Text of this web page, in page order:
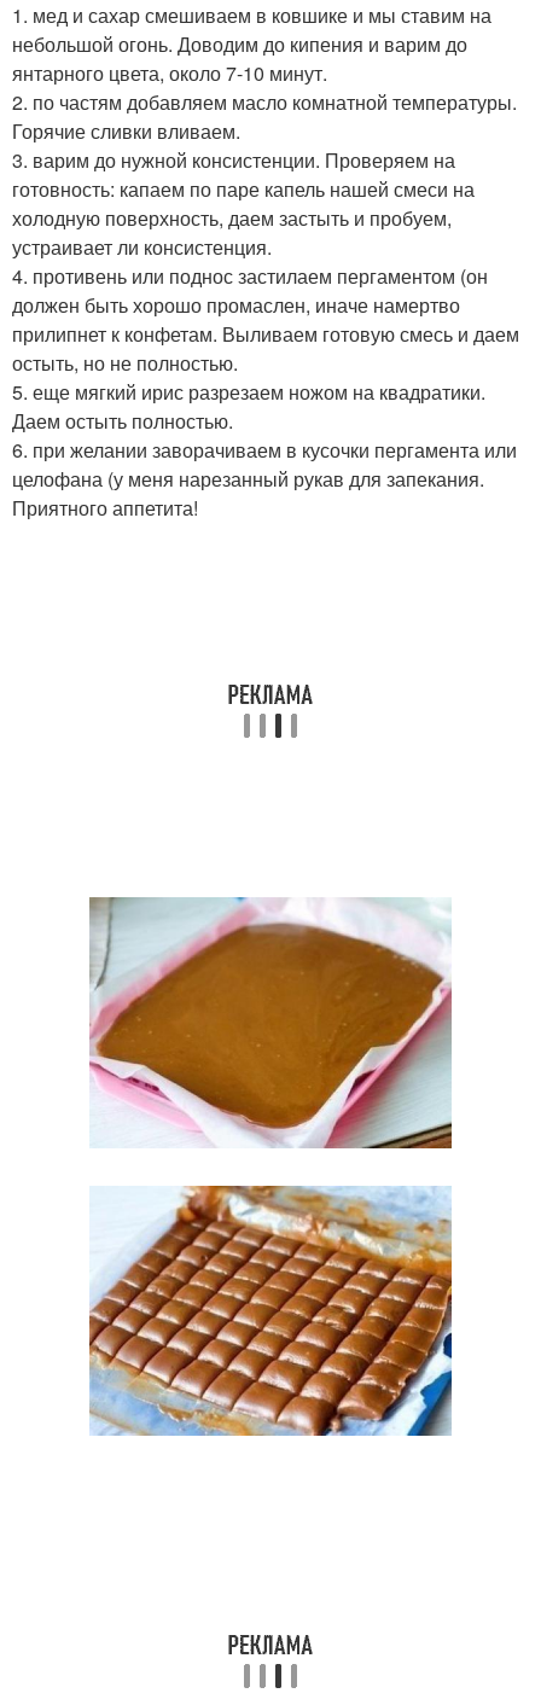
1. мед и сахар смешиваем в ковшике и мы ставим на
небольшой огонь. Доводим до кипения и варим до
янтарного цвета, около 7-10 минут.
2. по частям добавляем масло комнатной температуры.
Горячие сливки вливаем.
3. варим до нужной консистенции. Проверяем на
готовность: капаем по паре капель нашей смеси на
холодную поверхность, даем застыть и пробуем,
устраивает ли консистенция.
4. противень или поднос застилаем пергаментом (он
должен быть хорошо промаслен, иначе намертво
прилипнет к конфетам. Выливаем готовую смесь и даем
остыть, но не полностью.
5. еще мягкий ирис разрезаем ножом на квадратики.
Даем остыть полностью.
6. при желании заворачиваем в кусочки пергамента или
целофана (у меня нарезанный рукав для запекания.
Приятного аппетита!